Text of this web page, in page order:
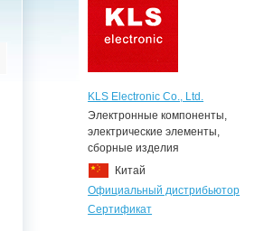
KLS Electronic Co., Ltd.
Электронные компоненты,
электрические элементы,
сборные изделия
Китай
Официальный дистрибьютор
Сертификат